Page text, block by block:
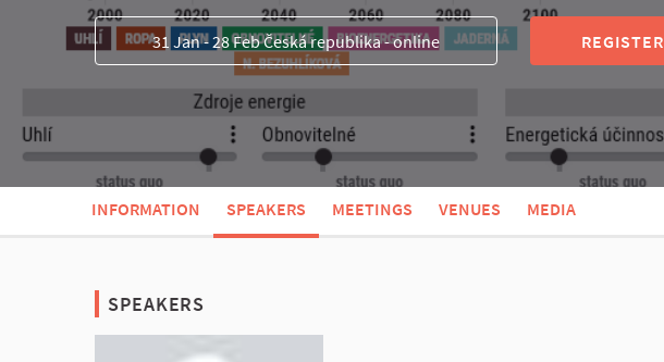
31 Jan - 28 Feb Česká republika - online REGISTER
INFORMATION SPEAKERS MEETINGS VENUES MEDIA
SPEAKERS